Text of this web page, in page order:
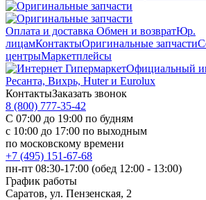
Оплата и доставка Обмен и возвратЮр.
лицамКонтактыОригинальные запчасти
центрыМаркетплейсы
Официальный
Ресанта, Вихрь, Huter и Eurolux
КонтактыЗаказать звонок
8 (800) 777-35-42
С 07:00 до 19:00 по будням
с 10:00 до 17:00 по выходным
по московскому времени
+7 (495) 151-67-68
пн-пт 08:30-17:00 (обед 12:00 - 13:00)
График работы
Саратов, ул. Пензенская, 2